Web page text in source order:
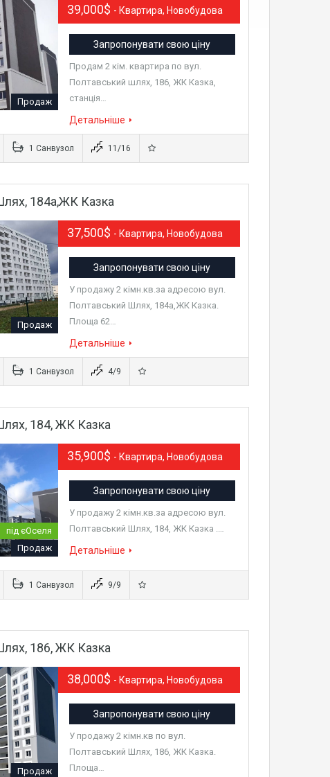
Продаж
39,000$ - Квартира, Новобудова
Запропонувати свою ціну
Продам 2 кім. квартира по вул.
Полтавський шлях, 186, ЖК Казка,
станція…
Детальніше
1 Санвузол 11/16
184а,ЖК Казка
Продаж
37,500$ - Квартира, Новобудова
Запропонувати свою ціну
У продажу 2 кімн.кв.за адресою вул.
Полтавський Шлях, 184а,ЖК Казка.
Площа 62…
Детальніше
1 Санвузол 4/9
184, ЖК Казка
під єОселя
Продаж
35,900$ - Квартира, Новобудова
Запропонувати свою ціну
У продажу 2 кімн.кв.за адресою вул.
Полтавський Шлях, 184, ЖК Казка .…
Детальніше
1 Санвузол 9/9
186, ЖК Казка
Продаж
38,000$ - Квартира, Новобудова
Запропонувати свою ціну
У продажу 2 кімн.кв по вул.
Полтавський Шлях, 186, ЖК Казка.
Площа…